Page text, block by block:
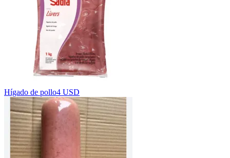
Hígado de pollo4 USD